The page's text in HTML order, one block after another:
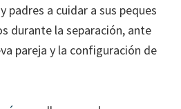
padres a cuidar a sus peques
durante la separación, ante
pareja y la configuración de